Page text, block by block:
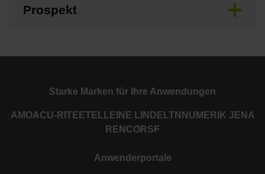
Prospekt
Starke Marken für Ihre Anwendungen
AMOACU-RITE ETEL LEINE LINDE LTN NUMERIK JENA
RENCORSF
Anwenderportale